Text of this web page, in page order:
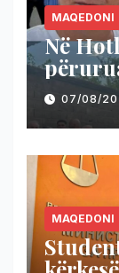
MAQEDONI
Në
Teli-t
07/08/
MAQEDONI